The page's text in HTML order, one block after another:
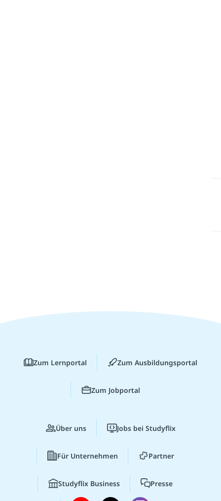
Zum Lernportal Zum Ausbildungsportal
Zum Jobportal
Über uns Jobs bei Studyflix
Für Unternehmen Partner
Studyflix Business Presse